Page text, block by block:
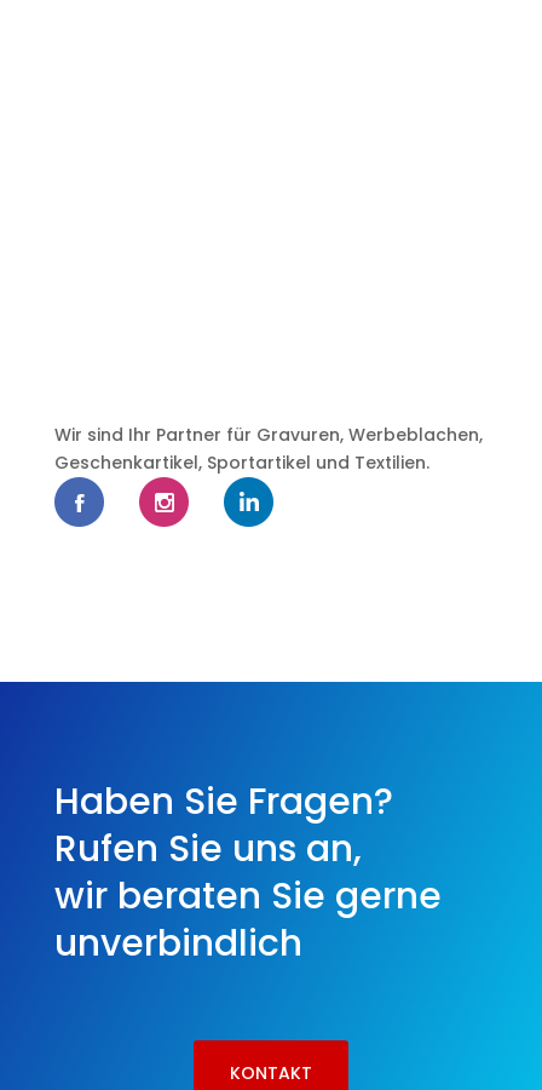
Wir sind Ihr Partner für Gravuren, Werbeblachen,
Geschenkartikel, Sportartikel und Textilien.
Haben Sie Fragen?
Rufen Sie uns an,
wir beraten Sie gerne
unverbindlich
KONTAKT